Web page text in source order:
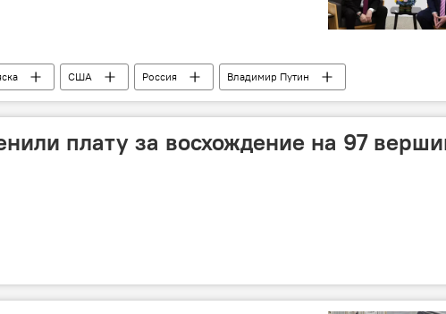
США Россия
Владимир Путин
украинский кризис В мире
плату за восхождение на 97